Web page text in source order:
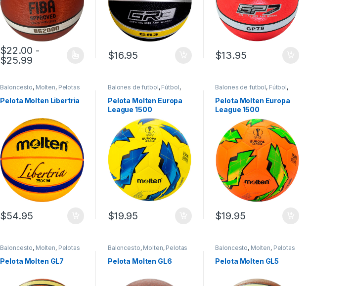
$22.00 -
$25.99Rango de precios: desde $22.00 hasta $25.99
Este producto tiene múltiples variantes. Las opciones se pueden elegir en la página de producto
$16.95 $13.95
Baloncesto, Molten, Pelotas
baloncesto
Pelota Molten Libertria
$54.95
Balones de futbol, Fútbol,
Molten
Número
3,Pelotas de fútbol
Pelota Molten Europa
League 1500
$19.95
Balones de futbol, Fútbol,
Número 3,
Pelotas
de fútbol
Pelota Molten Europa
League 1500
$19.95
Baloncesto, Molten, Pelotas
baloncesto
Pelota Molten GL7
Baloncesto, Molten, Pelotas
Pelota Molten GL6
Baloncesto, Molten, Pelotas
baloncesto
Pelota Molten GL5